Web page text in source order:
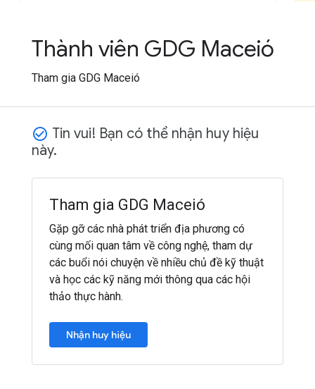
Thành viên GDG Maceió
Tham gia GDG Maceió
check_circle_outline Tin vui! Bạn có thể nhận huy hiệu
này.
Tham gia GDG Maceió
Gặp gỡ các nhà phát triển địa phương có
cùng mối quan tâm về công nghệ, tham dự
các buổi nói chuyện về nhiều chủ đề kỹ thuật
và học các kỹ năng mới thông qua các hội
thảo thực hành.
Nhận huy hiệu